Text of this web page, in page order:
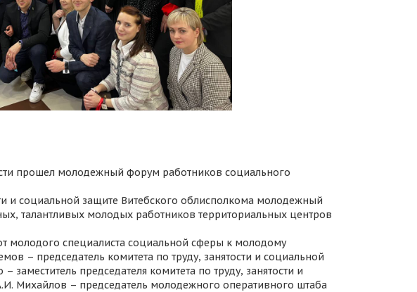
прошел молодежный форум работников социального
и социальной защите Витебского облисполкома молодежный
талантливых молодых работников территориальных центров
молодого специалиста социальной сферы к молодому
– председатель комитета по труду, занятости и социальной
заместитель председателя комитета по труду, занятости и
Михайлов – председатель молодежного оперативного штаба